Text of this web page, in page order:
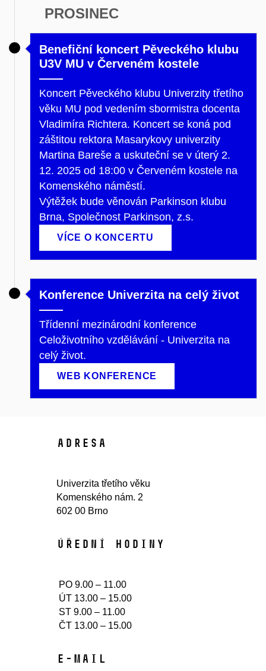
PROSINEC
Benefiční koncert Pěveckého klubu
U3V MU v Červeném kostele
Koncert Pěveckého klubu Univerzity třetího
věku MU pod vedením sbormistra docenta
Vladimíra Richtera. Koncert se koná pod
záštitou rektora Masarykovy univerzity
Martina Bareše a uskuteční se v úterý 2.
12. 2025 od 18:00 v Červeném kostele na
Komenského náměstí.
Výtěžek bude věnován Parkinson klubu
Brna, Společnost Parkinson, z.s.
VÍCE O KONCERTU
Konference Univerzita na celý život
Třídenní mezinárodní konference
Celoživotního vzdělávání - Univerzita na
celý život.
WEB KONFERENCE
Adresa
Univerzita třetího věku
Komenského nám. 2
602 00 Brno
Úřední hodiny​
PO 9.00 – 11.00
ÚT 13.00 – 15.00
ST 9.00 – 11.00
ČT 13.00 – 15.00
E-mail